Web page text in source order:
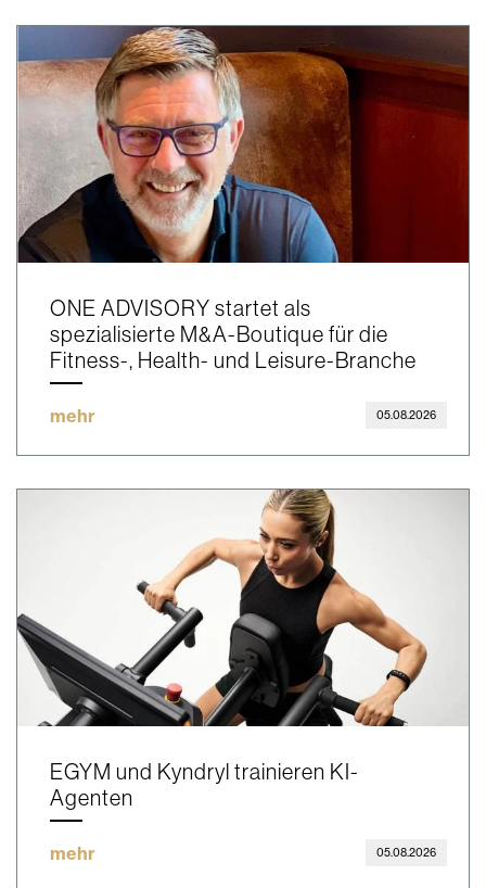
ONE ADVISORY startet als
spezialisierte M&A-Boutique für die
Fitness-, Health- und Leisure-Branche
mehr 05.08.2026
EGYM und Kyndryl trainieren KI-
Agenten
mehr 05.08.2026